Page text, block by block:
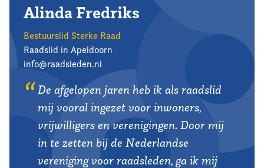
Alinda Fredriks
Bestuurslid Sterke Raad
Raadslid in Apeldoorn
info@raadsleden.nl
De afgelopen jaren heb ik als raadslid
mij vooral ingezet voor inwoners,
vrijwilligers en verenigingen. Door mij
in te zetten bij de Nederlandse
vereniging voor raadsleden, ga ik mij